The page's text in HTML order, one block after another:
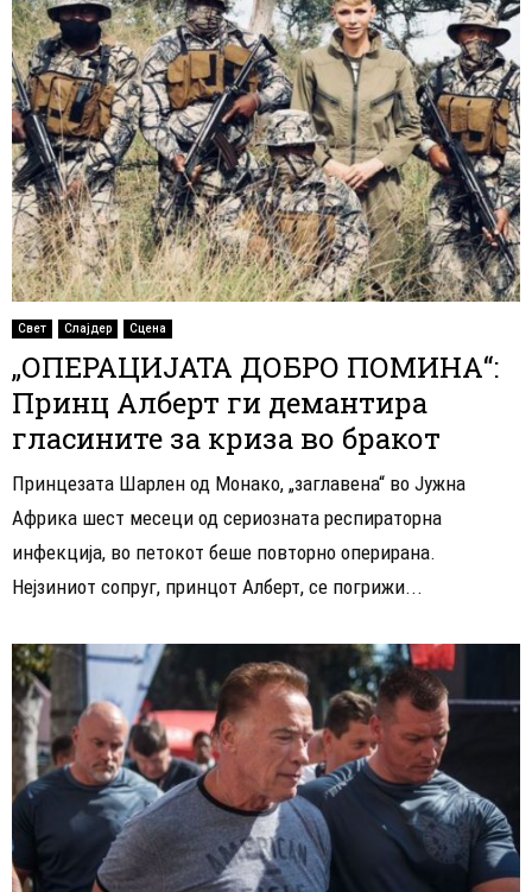
Свет Слајдер Сцена
„ОПЕРАЦИЈАТА ДОБРО ПОМИНА“:
Принц Алберт ги демантира
гласините за криза во бракот
Принцезата Шарлен од Монако, „заглавена“ во Јужна
Африка шест месеци од сериозната респираторна
инфекција, во петокот беше повторно оперирана.
Нејзиниот сопруг, принцот Алберт, се погрижи...